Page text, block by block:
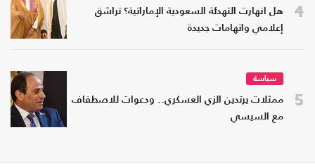
4
هل انهارت التهدئة السعودية الإماراتية؟ تراشق
إعلامي واتهامات جديدة
5
سياسة
ممثلات يرتدين الزي العسكري.. ودعوات للاصطفاف
مع السيسي